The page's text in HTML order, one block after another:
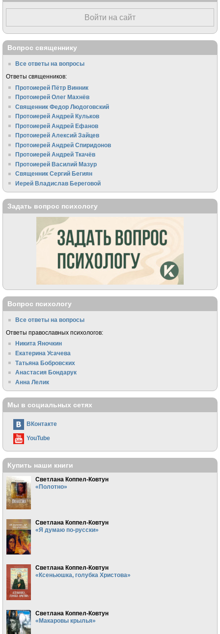
Войти на сайт
Вопрос священнику
Все ответы на вопросы
Ответы священников:
Протоиерей Пётр Винник
Протоиерей Олег Махнёв
Священник Федор Людоговский
Протоиерей Андрей Кульков
Протоиерей Андрей Ефанов
Протоиерей Алексий Зайцев
Протоиерей Андрей Спиридонов
Протоиерей Андрей Ткачёв
Протоиерей Василий Мазур
Священник Сергий Бегиян
Иерей Владислав Береговой
Задать вопрос психологу
Вопрос психологу
Все ответы на вопросы
Ответы православных психологов:
Никита Яночкин
Екатерина Усачева
Татьяна Бобровских
Анастасия Бондарук
Анна Лелик
Мы в социальных сетях
ВКонтакте
YouTube
Купить наши книги
Светлана Коппел-Ковтун
«Полотно»
Светлана Коппел-Ковтун
«Я думаю по-русски»
Светлана Коппел-Ковтун
«Ксеньюшка, голубка Христова»
Светлана Коппел-Ковтун
«Макаровы крылья»